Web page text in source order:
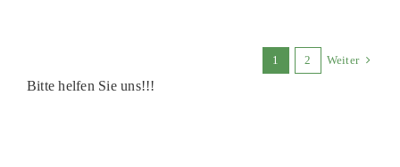
1 2 Weiter
Bitte helfen Sie uns!!!